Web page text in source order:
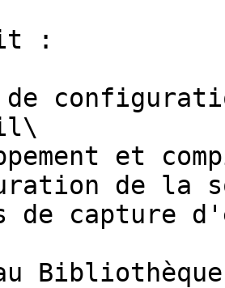
:
et
de la
de capture
Bibliothèque